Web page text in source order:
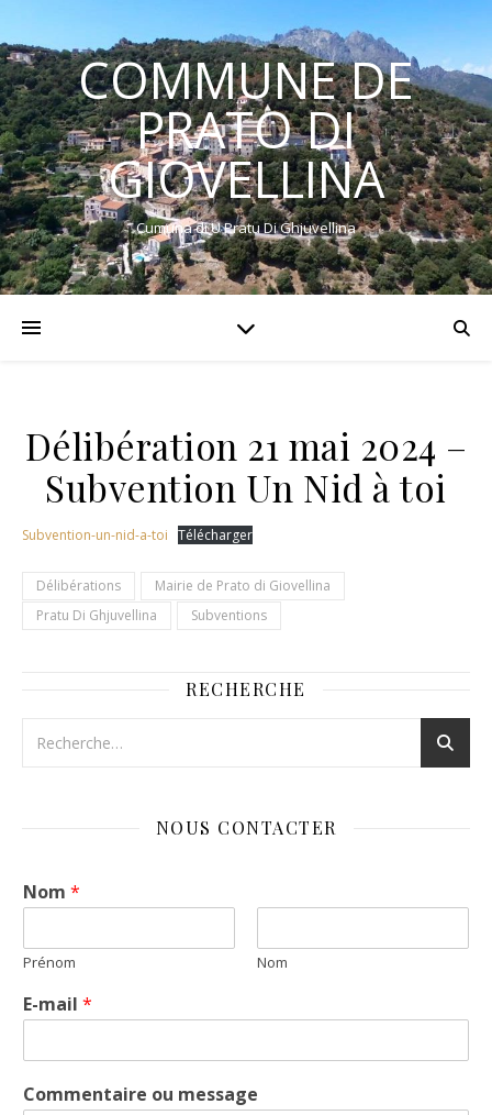
COMMUNE DE
PRATO DI
GIOVELLINA
Cumuna di U Pratu Di Ghjuvellina
Délibération 21 mai 2024 –
Subvention Un Nid à toi
Subvention-un-nid-a-toi Télécharger
Délibérations
Mairie de Prato di Giovellina
Pratu Di Ghjuvellina
Subventions
RECHERCHE
NOUS CONTACTER
Nom *
Prénom Nom
E-mail *
Commentaire ou message